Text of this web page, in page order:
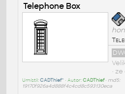
Telephone Box
•
Umístil:CADThief^ • Autor:CADThief• md5:
19170f926a4d888f4c4cd8c593130eca